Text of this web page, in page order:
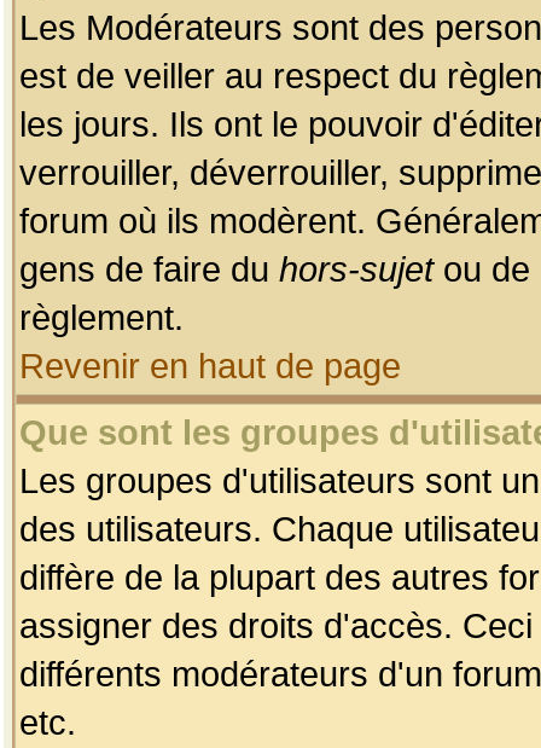
Les Modérateurs sont des
est de veiller au respect du
les jours. Ils ont le pouvoir
verrouiller, déverrouiller,
forum où ils modèrent.
gens de faire du hors-sujetou de
règlement.
Revenir en haut de page
Que sont les groupes
Les groupes d'utilisateurs sont
des utilisateurs. Chaque
diffère de la plupart des autres
assigner des droits d'accès.
différents modérateurs d'un
etc.